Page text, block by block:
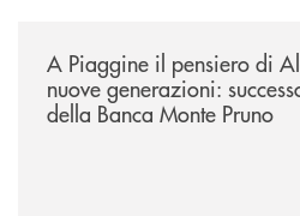
A Piaggine il pensiero di
nuove generazioni:
della Banca Monte Pruno